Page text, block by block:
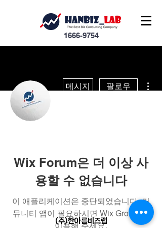
1666-9754
메시지 팔로우
Wix Forum은 더 이상 사
용할 수 없습니다
이 애플리케이션은 중단되었습니다. 커
뮤니티 앱이 필요하시면 Wix Groups를
이용해 주세요.
(주)한아름비즈랩